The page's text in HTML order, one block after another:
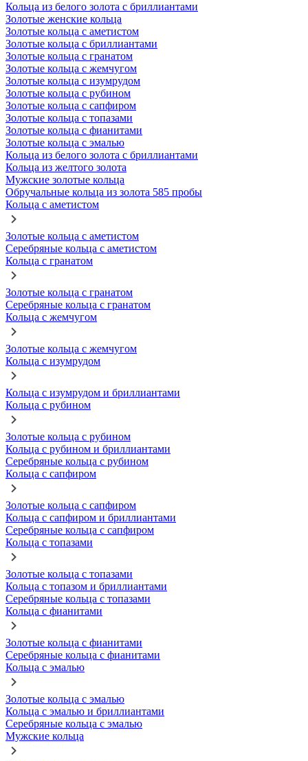
Кольца из белого золота с бриллиантами
Золотые женские кольца
Золотые кольца с аметистом
Золотые кольца с бриллиантами
Золотые кольца с гранатом
Золотые кольца с жемчугом
Золотые кольца с изумрудом
Золотые кольца с рубином
Золотые кольца с сапфиром
Золотые кольца с топазами
Золотые кольца с фианитами
Золотые кольца с эмалью
Кольца из белого золота с бриллиантами
Кольца из желтого золота
Мужские золотые кольца
Обручальные кольца из золота 585 пробы
Кольца с аметистом
Золотые кольца с аметистом
Серебряные кольца с аметистом
Кольца с гранатом
Золотые кольца с гранатом
Серебряные кольца с гранатом
Кольца с жемчугом
Золотые кольца с жемчугом
Кольца с изумрудом
Кольца с изумрудом и бриллиантами
Кольца с рубином
Золотые кольца с рубином
Кольца с рубином и бриллиантами
Серебряные кольца с рубином
Кольца с сапфиром
Золотые кольца с сапфиром
Кольца с сапфиром и бриллиантами
Серебряные кольца с сапфиром
Кольца с топазами
Золотые кольца с топазами
Кольца с топазом и бриллиантами
Серебряные кольца с топазами
Кольца с фианитами
Золотые кольца с фианитами
Серебряные кольца с фианитами
Кольца с эмалью
Золотые кольца с эмалью
Кольца с эмалью и бриллиантами
Серебряные кольца с эмалью
Мужские кольца